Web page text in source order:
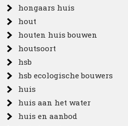
hongaars huis
hout
houten huis bouwen
houtsoort
hsb
hsb ecologische bouwers
huis
huis aan het water
huis en aanbod